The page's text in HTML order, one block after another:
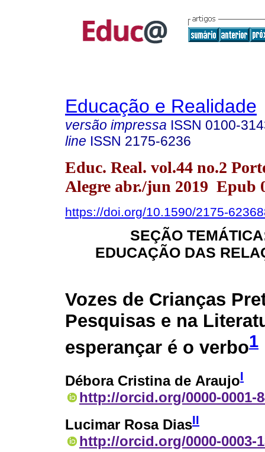
Educação e Realidade
versão impressa ISSN 0100-
line ISSN 2175-6236
Educ. Real. vol.44 no.2
Alegre abr./jun 2019 Epub
https://doi.org/10.1590/2175-
SEÇÃO
EDUCAÇÃO DAS
Vozes de Crianças
Pesquisas e na
esperançar é o verbo1
Débora Cristina de AraujoI
http://orcid.org/0000-0001-
Lucimar Rosa DiasII
http://orcid.org/0000-0003-